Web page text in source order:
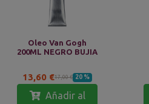
Oleo Van Gogh
200ML NEGRO BUJIA
13,60 €17,00 € 20 %
Añadir al